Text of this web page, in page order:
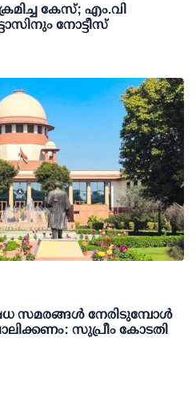
കേസ്; എം.വി
നോട്ടീസ്
സമരങ്ങള്‍ നേരിടുമ്പോള്‍
സുപ്രീം കോടതി